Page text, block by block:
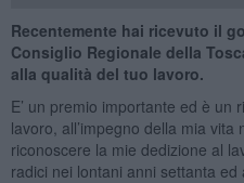
Recentemente hai ricevuto il
Consiglio Regionale della
alla qualità del tuo lavoro.
E’ un premio importante ed è un
lavoro, all’impegno della mia vita
riconoscere la mie dedizione al
radici nei lontani anni settanta ed